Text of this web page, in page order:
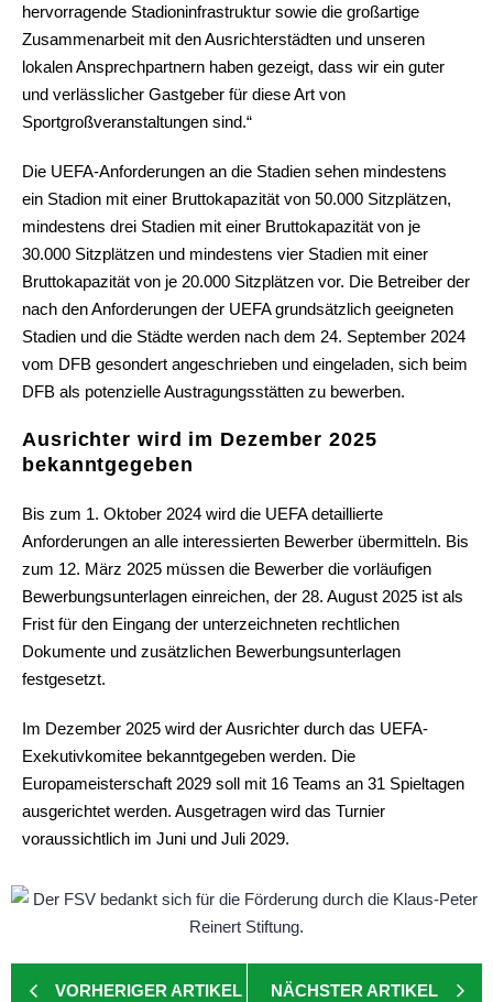
hervorragende Stadioninfrastruktur sowie die großartige
Zusammenarbeit mit den Ausrichterstädten und unseren
lokalen Ansprechpartnern haben gezeigt, dass wir ein guter
und verlässlicher Gastgeber für diese Art von
Sportgroßveranstaltungen sind.“
Die UEFA-Anforderungen an die Stadien sehen mindestens
ein Stadion mit einer Bruttokapazität von 50.000 Sitzplätzen,
mindestens drei Stadien mit einer Bruttokapazität von je
30.000 Sitzplätzen und mindestens vier Stadien mit einer
Bruttokapazität von je 20.000 Sitzplätzen vor. Die Betreiber der
nach den Anforderungen der UEFA grundsätzlich geeigneten
Stadien und die Städte werden nach dem 24. September 2024
vom DFB gesondert angeschrieben und eingeladen, sich beim
DFB als potenzielle Austragungsstätten zu bewerben.
Ausrichter wird im Dezember 2025
bekanntgegeben
Bis zum 1. Oktober 2024 wird die UEFA detaillierte
Anforderungen an alle interessierten Bewerber übermitteln. Bis
zum 12. März 2025 müssen die Bewerber die vorläufigen
Bewerbungsunterlagen einreichen, der 28. August 2025 ist als
Frist für den Eingang der unterzeichneten rechtlichen
Dokumente und zusätzlichen Bewerbungsunterlagen
festgesetzt.
Im Dezember 2025 wird der Ausrichter durch das UEFA-
Exekutivkomitee bekanntgegeben werden. Die
Europameisterschaft 2029 soll mit 16 Teams an 31 Spieltagen
ausgerichtet werden. Ausgetragen wird das Turnier
voraussichtlich im Juni und Juli 2029.
VORHERIGER ARTIKEL NÄCHSTER ARTIKEL